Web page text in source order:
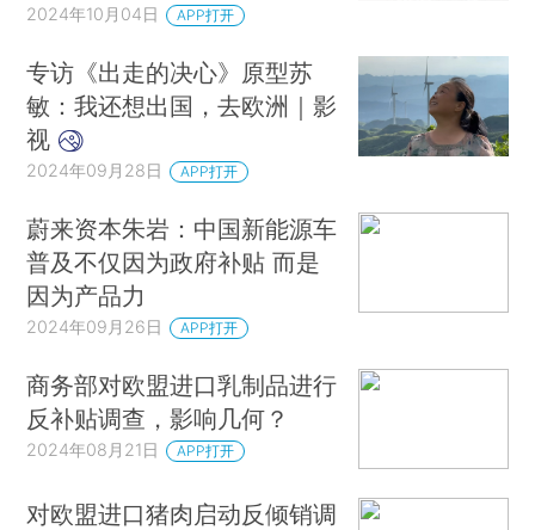
2024年10月04日 APP打开
专访《出走的决心》原型苏
敏：我还想出国，去欧洲｜影
视
2024年09月28日 APP打开
蔚来资本朱岩：中国新能源车
普及不仅因为政府补贴 而是
因为产品力
2024年09月26日 APP打开
商务部对欧盟进口乳制品进行
反补贴调查，影响几何？
2024年08月21日 APP打开
对欧盟进口猪肉启动反倾销调